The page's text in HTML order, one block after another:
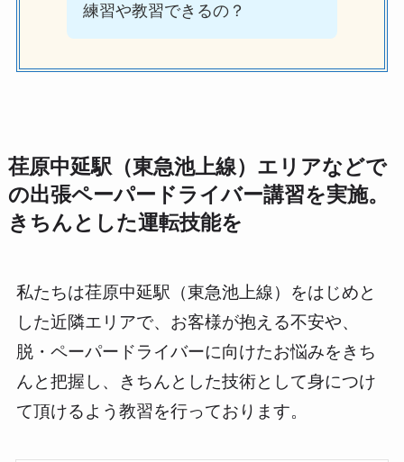
練習や教習できるの？
荏原中延駅（東急池上線）エリアなどで
の出張ペーパードライバー講習を実施。
きちんとした運転技能を
私たちは荏原中延駅（東急池上線）をはじめと
した近隣エリアで、お客様が抱える不安や、
脱・ペーパードライバーに向けたお悩みをきち
んと把握し、きちんとした技術として身につけ
て頂けるよう教習を行っております。